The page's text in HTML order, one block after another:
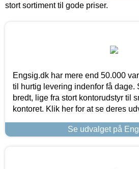
stort sortiment til gode priser.
Engsig.dk har mere end 50.000
til hurtig levering indenfor få
bredt, lige fra stort kontorudstyr til
kontoret. Klik her for at se deres
Se udvalget på